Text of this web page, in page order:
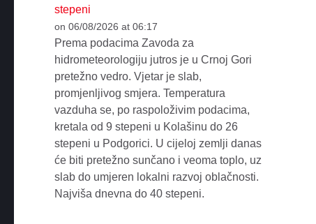
stepeni
on 06/08/2026 at 06:17
Prema podacima Zavoda za
hidrometeorologiju jutros je u Crnoj Gori
pretežno vedro. Vjetar je slab,
promjenljivog smjera. Temperatura
vazduha se, po raspoloživim podacima,
kretala od 9 stepeni u Kolašinu do 26
stepeni u Podgorici. U cijeloj zemlji danas
će biti pretežno sunčano i veoma toplo, uz
slab do umjeren lokalni razvoj oblačnosti.
Najviša dnevna do 40 stepeni.